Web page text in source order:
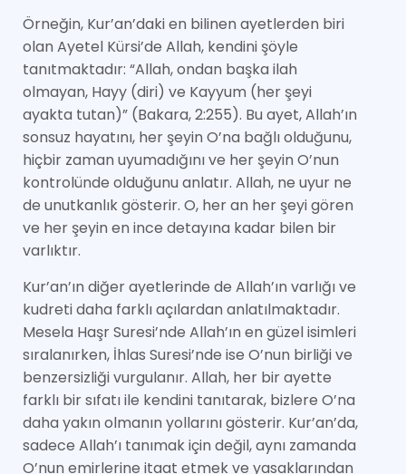
Örneğin, Kur’an’daki en bilinen ayetlerden biri
olan Ayetel Kürsi’de Allah, kendini şöyle
tanıtmaktadır: “Allah, ondan başka ilah
olmayan, Hayy (diri) ve Kayyum (her şeyi
ayakta tutan)” (Bakara, 2:255). Bu ayet, Allah’ın
sonsuz hayatını, her şeyin O’na bağlı olduğunu,
hiçbir zaman uyumadığını ve her şeyin O’nun
kontrolünde olduğunu anlatır. Allah, ne uyur ne
de unutkanlık gösterir. O, her an her şeyi gören
ve her şeyin en ince detayına kadar bilen bir
varlıktır.
Kur’an’ın diğer ayetlerinde de Allah’ın varlığı ve
kudreti daha farklı açılardan anlatılmaktadır.
Mesela Haşr Suresi’nde Allah’ın en güzel isimleri
sıralanırken, İhlas Suresi’nde ise O’nun birliği ve
benzersizliği vurgulanır. Allah, her bir ayette
farklı bir sıfatı ile kendini tanıtarak, bizlere O’na
daha yakın olmanın yollarını gösterir. Kur’an’da,
sadece Allah’ı tanımak için değil, aynı zamanda
O’nun emirlerine itaat etmek ve yasaklarından